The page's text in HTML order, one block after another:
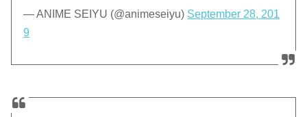
— ANIME SEIYU (@animeseiyu) September 28, 201
9